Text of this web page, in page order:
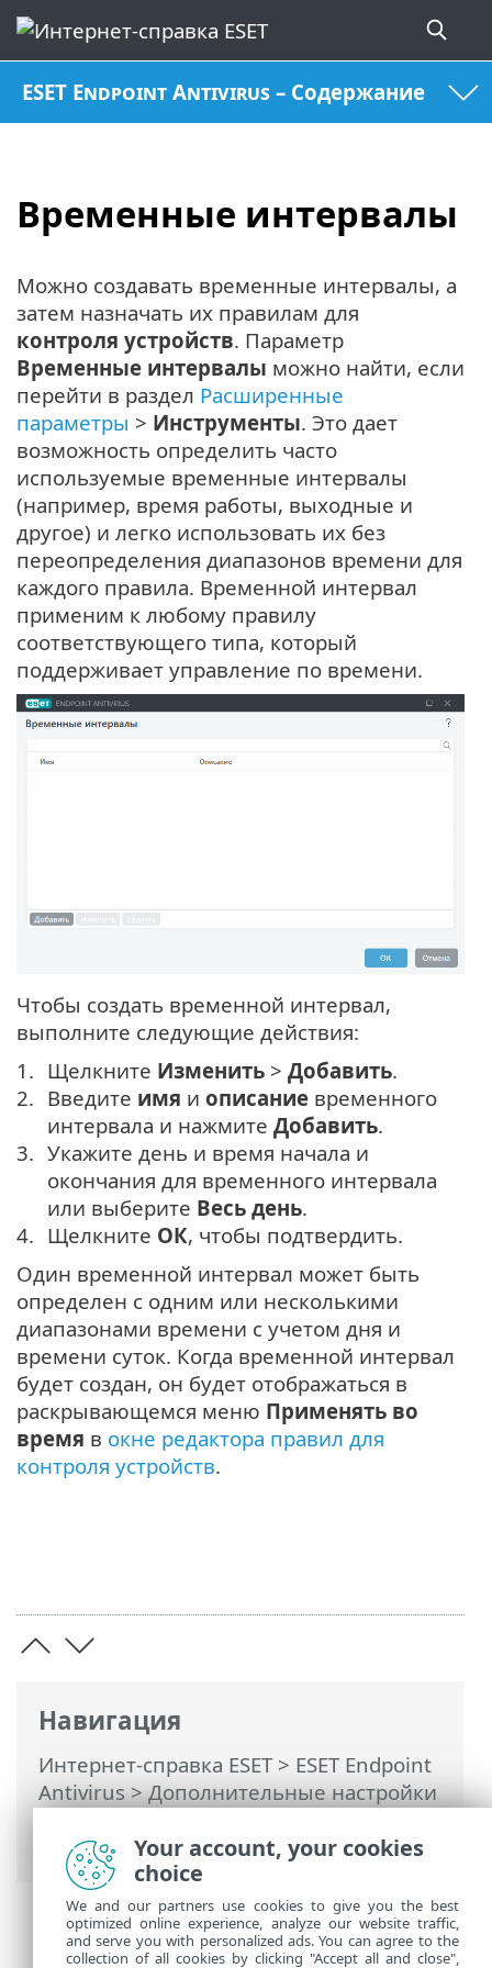
ESET Endpoint Antivirus – Содержание
Временные интервалы
Навигация
Интернет-справка ESET> ESET Endpoint
Antivirus>Дополнительные настройки
интервалы
Можно создавать временные интервалы, а
затем назначать их правилам для
контроля устройств. Параметр
Временные интервалы можно найти, если
перейти в раздел Расширенные
параметры > Инструменты. Это дает
возможность определить часто
используемые временные интервалы
(например, время работы, выходные и
другое) и легко использовать их без
переопределения диапазонов времени для
каждого правила. Временной интервал
применим к любому правилу
соответствующего типа, который
поддерживает управление по времени.
Чтобы создать временной интервал,
выполните следующие действия:
Щелкните Изменить > Добавить.
Введите имя и описание временного
интервала и нажмите Добавить.
Укажите день и время начала и
окончания для временного интервала
или выберите Весь день.
Щелкните ОК, чтобы подтвердить.
Один временной интервал может быть
определен с одним или несколькими
диапазонами времени с учетом дня и
времени суток. Когда временной интервал
будет создан, он будет отображаться в
раскрывающемся меню Применять во
время в окне редактора правил для
контроля устройств.
Your account, your cookies
choice
We and our partners use cookies to give you the best
optimized online experience, analyze our website traffic,
and serve you with personalized ads. You can agree to the
collection of all cookies by clicking "Accept all and close",